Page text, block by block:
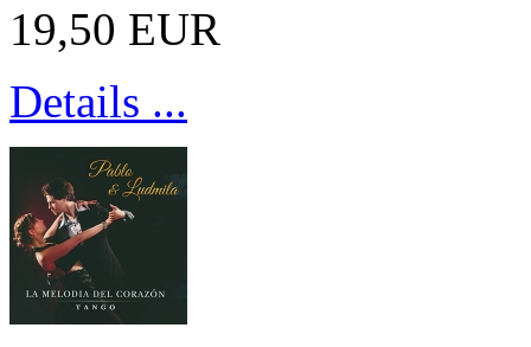
19,50 EUR
Details ...